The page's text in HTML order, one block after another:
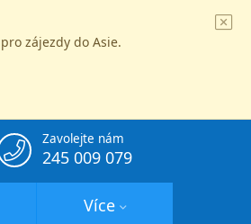
zájezdy do Asie.
Zavolejte nám
245 009 079
Více